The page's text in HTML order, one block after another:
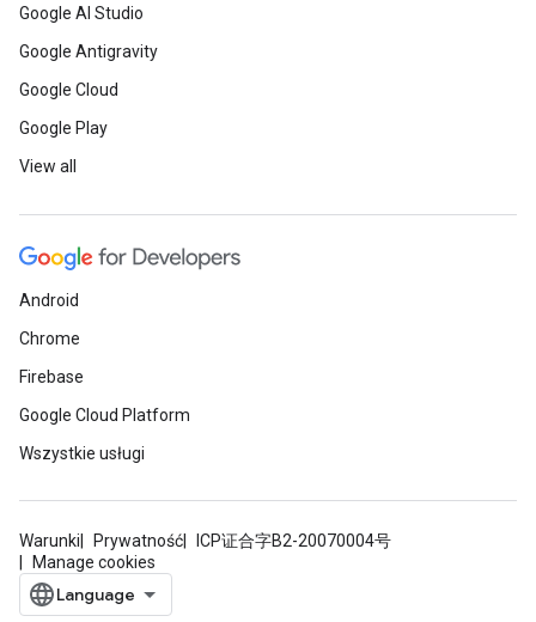
Google AI Studio
Google Antigravity
Google Cloud
Google Play
View all
Android
Chrome
Firebase
Google Cloud Platform
Wszystkie usługi
Warunki Prywatność
ICP证合字B2-20070004号
Manage cookies